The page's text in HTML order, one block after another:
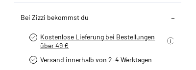
Bei Zizzi bekommst du
Kostenlose Lieferung bei Bestellungen
über 49 €
Versand innerhalb von 2-4 Werktagen